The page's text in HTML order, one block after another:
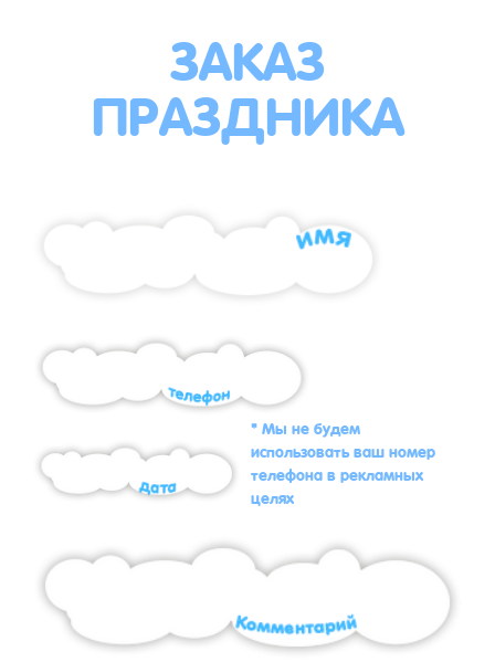
ЗАКАЗ
ПРАЗДНИКА
* Мы не будем
использовать ваш номер
телефона в рекламных
целях